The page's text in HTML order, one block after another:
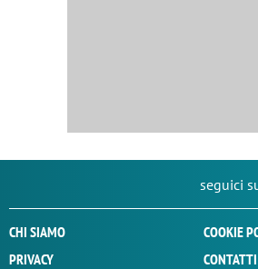
seguici
CHI SIAMO
COOKIE
PRIVACY
CONTATTI